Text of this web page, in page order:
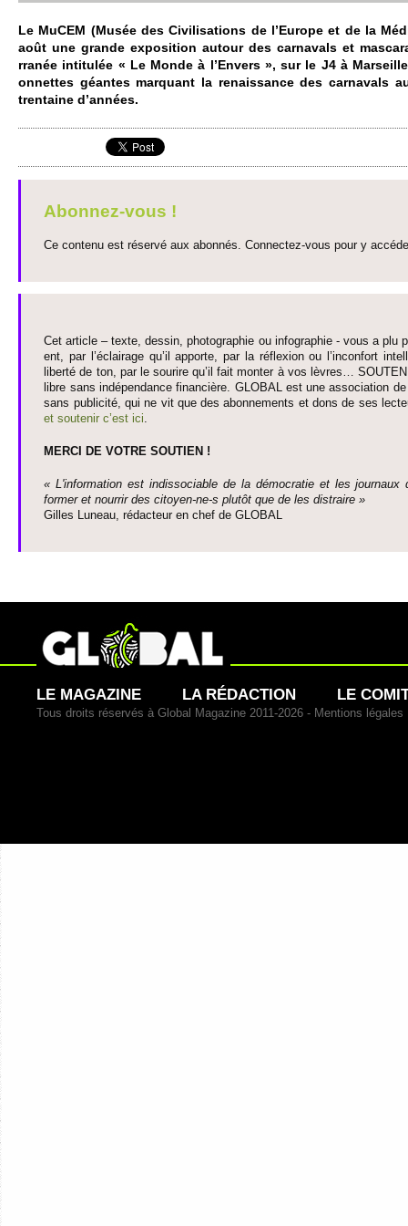
Le MuCEM (Musée des Ci­vi­lisati­ons de l’Europe et de la
août une grande expo­si­tion autour des carnavals et
rranée inti­tulée « Le Monde à l’Envers », sur le J4 à
onnettes géantes mar­quant la renaissance des carnavals
trentaine d’années.
Abonnez-vous !
Ce contenu est réservé aux abonnés. Connectez-vous pour y
Cet article – texte, dessin, photographie ou infographie - vous a plu
ent, par l’éclairage qu’il appo­rte, par la réflexion ou l’inconfort
liberté de ton, par le so­urire qu’il fait monter à vos lèvres…
libre sans indépendance financière. GLOBAL est une asso­ci­ation
sans publi­cité, qui ne vit que des abonne­ments et dons de ses
et so­utenir c’est ici.
MERCI DE VOTRE SO­UTIEN !
« L'information est indisso­ci­able de la démo­cratie et les journaux
former et nourrir des ci­to­yen-ne-s plutôt que de les dis­traire »
Gi­lles Luneau, rédacteur en chef de GLOBAL
LE MAGAZINE LA RÉDACTION LE
Tous droits réservés à Global Magazine 2011-2026 - Mentions légales